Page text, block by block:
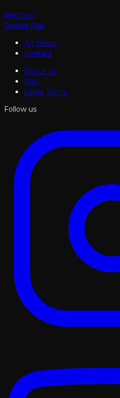
Get it on
Google Play
Art News
Contact
About Us
FAQ
Legal Terms
Follow us